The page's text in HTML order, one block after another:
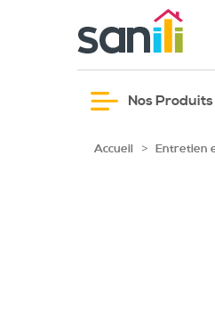
Nos Produits
Accueil > Entretien